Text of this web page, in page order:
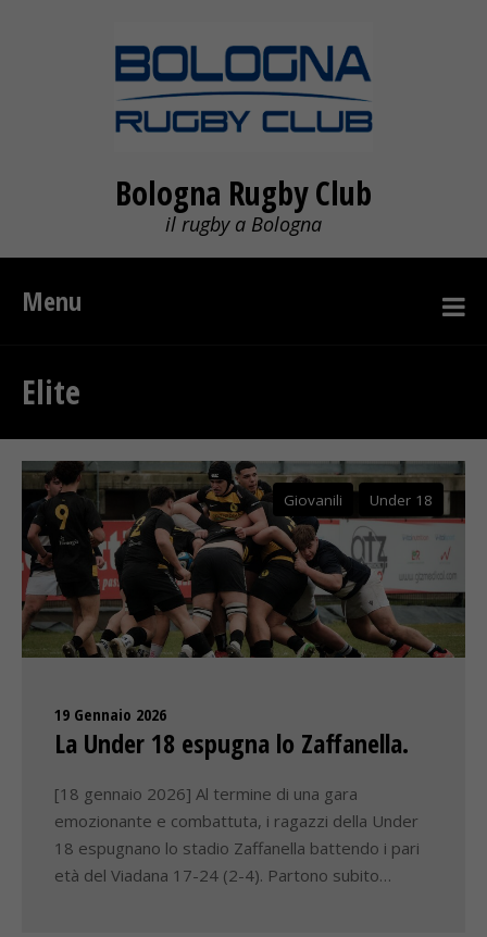
Bologna Rugby Club
il rugby a Bologna
Menu
Elite
Giovanili Under 18
19 Gennaio 2026
La Under 18 espugna lo Zaffanella.
[18 gennaio 2026] Al termine di una gara
emozionante e combattuta, i ragazzi della Under
18 espugnano lo stadio Zaffanella battendo i pari
età del Viadana 17-24 (2-4). Partono subito…